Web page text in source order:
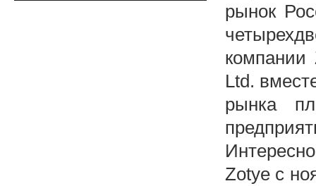
рынок
компании
Ltd.
рынка
Zotye с